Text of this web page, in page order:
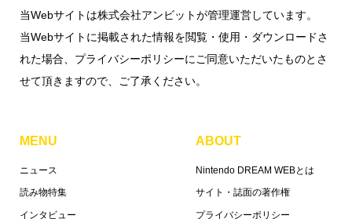
当Webサイトは株式会社アンビットが管理運営しています。
当Webサイトに掲載された情報を閲覧・使用・ダウンロードさ
れた場合、プライバシーポリシーにご同意いただいたものとさ
せて頂きますので、ご了承ください。
MENU
ニュース
読み物特集
インタビュー
ABOUT
Nintendo DREAM WEBとは
サイト・誌面の著作権
プライバシーポリシー